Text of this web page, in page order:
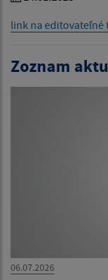
link na editovateľné
Zoznam
06.07.2026